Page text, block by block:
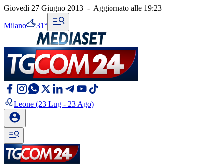
Giovedì 27 Giugno 2013 - Aggiornato alle 19:23
Milano 31°
Leone (23 Lug - 23 Ago)